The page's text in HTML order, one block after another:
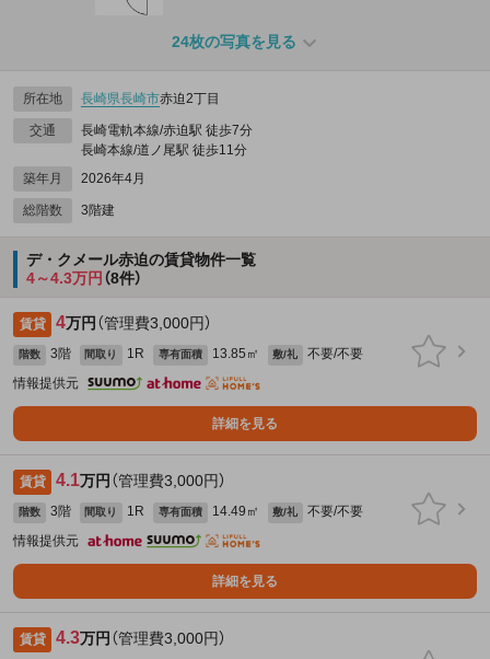
24枚の写真を見る
所在地 長崎県長崎市赤迫2丁目
交通
長崎電軌本線/赤迫駅 徒歩7分
長崎本線/道ノ尾駅 徒歩11分
築年月
2026年4月
総階数 3階建
デ・クメール赤迫の賃貸物件一覧
4～4.3万円（8件）
賃貸 4万円（管理費3,000円）
階数 3階 間取り 1R 専有面積 13.85㎡ 敷/礼
不要/不要
情報提供元
詳細を見る
賃貸 4.1万円（管理費3,000円）
階数 3階 間取り 1R 専有面積 14.49㎡ 敷/礼
不要/不要
情報提供元
詳細を見る
賃貸 4.3万円（管理費3,000円）